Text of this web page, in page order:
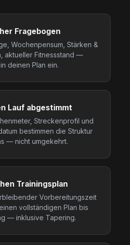
Fragebogen
Wochenpensum, Stärken &
aktueller Fitnessstand —
deinen Plan ein.
Lauf abgestimmt
Streckenprofil und
bestimmen die Struktur
— nicht umgekehrt.
Trainingsplan
Vorbereitungszeit
vollständigen Plan bis
— inklusive Tapering.